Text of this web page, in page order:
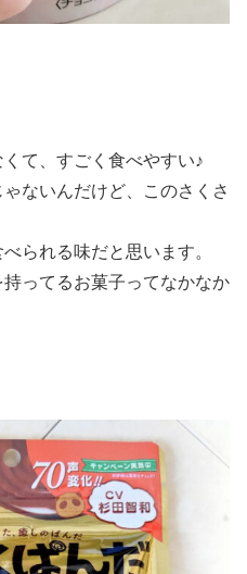
て、すごく食べやすい♪
ないんだけど、このさくさ
られる味だと思います。
ってるお菓子ってなかなか